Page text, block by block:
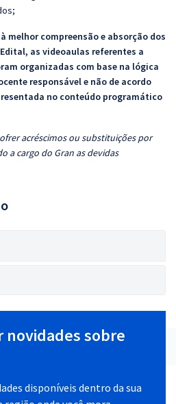
melhor compreensão e absorção dos
as videoaulas referentes a
organizadas com base na lógica
responsável e não de acordo
no conteúdo programático
acréscimos ou substituições por
a cargo do Gran as devidas
novidades sobre
disponíveis dentro da sua